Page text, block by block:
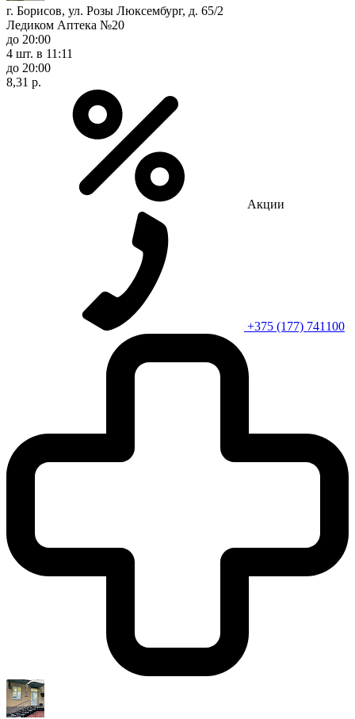
г. Борисов, ул. Розы Люксембург, д. 65/2
Ледиком Аптека №20
до 20:00
4 шт. в 11:11
до 20:00
8,31 р.
Акции
+375 (177) 741100